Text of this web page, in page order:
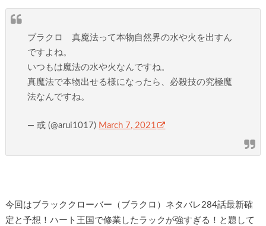
ブラクロ 真魔法って本物自然界の水や火を出すん
ですよね。
いつもは魔法の水や火なんですね。
真魔法で本物出せる様になったら、必殺技の究極魔
法なんですね。
— 或 (@arui1017) March 7, 2021
今回はブラッククローバー（ブラクロ）ネタバレ284話最新確
定と予想！ハート王国で修業したラックが強すぎる！と題して